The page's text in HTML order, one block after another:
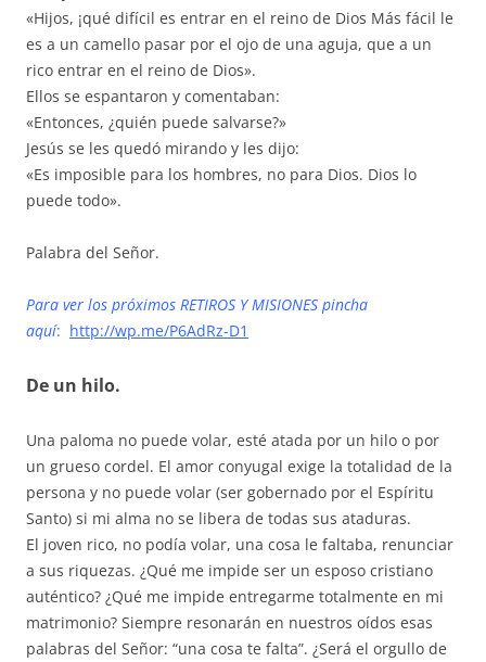
«Hijos, ¡qué difícil es entrar en el reino de Dios Más fácil le
es a un camello pasar por el ojo de una aguja, que a un
rico entrar en el reino de Dios».
Ellos se espantaron y comentaban:
«Entonces, ¿quién puede salvarse?»
Jesús se les quedó mirando y les dijo:
«Es imposible para los hombres, no para Dios. Dios lo
puede todo».
Palabra del Señor.
Para ver los próximos RETIROS Y MISIONES pincha
aquí: http://wp.me/P6AdRz-D1
De un hilo.
Una paloma no puede volar, esté atada por un hilo o por
un grueso cordel. El amor conyugal exige la totalidad de la
persona y no puede volar (ser gobernado por el Espíritu
Santo) si mi alma no se libera de todas sus ataduras.
El joven rico, no podía volar, una cosa le faltaba, renunciar
a sus riquezas. ¿Qué me impide ser un esposo cristiano
auténtico? ¿Qué me impide entregarme totalmente en mi
matrimonio? Siempre resonarán en nuestros oídos esas
palabras del Señor: “una cosa te falta”. ¿Será el orgullo de